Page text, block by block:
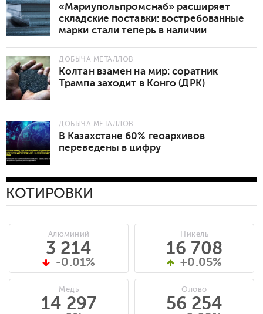
«Мариупольпромснаб» расширяет
складские поставки: востребованные
марки стали теперь в наличии
ДОБЫЧА МЕТАЛЛОВ
Колтан взамен на мир: соратник
Трампа заходит в Конго (ДРК)
ДОБЫЧА МЕТАЛЛОВ
В Казахстане 60% геоархивов
переведены в цифру
КОТИРОВКИ
Алюминий
3 214
-0.01%
Медь
14 297
Никель
16 708
+0.05%
Олово
56 254